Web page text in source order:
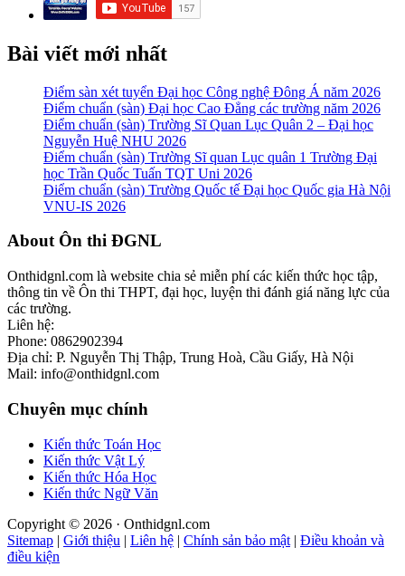
Bài viết mới nhất
Điểm sàn xét tuyển Đại học Công nghệ Đông Á năm 2026
Điểm chuẩn (sàn) Đại học Cao Đẳng các trường năm 2026
Điểm chuẩn (sàn) Trường Sĩ Quan Lục Quân 2 – Đại học
Nguyễn Huệ NHU 2026
Điểm chuẩn (sàn) Trường Sĩ quan Lục quân 1 Trường Đại
học Trần Quốc Tuấn TQT Uni 2026
Điểm chuẩn (sàn) Trường Quốc tế Đại học Quốc gia Hà Nội
VNU-IS 2026
Footer
About Ôn thi ĐGNL
Onthidgnl.com là website chia sẻ miễn phí các kiến thức học tập,
thông tin về Ôn thi THPT, đại học, luyện thi đánh giá năng lực của
các trường.
Liên hệ:
Phone: 0862902394
Địa chỉ: P. Nguyễn Thị Thập, Trung Hoà, Cầu Giấy, Hà Nội
Mail: info@onthidgnl.com
Chuyên mục chính
Kiến thức Toán Học
Kiến thức Vật Lý
Kiến thức Hóa Học
Kiến thức Ngữ Văn
Copyright © 2026 · Onthidgnl.com
Sitemap | Giới thiệu | Liên hệ | Chính sản bảo mật | Điều khoản và
điều kiện